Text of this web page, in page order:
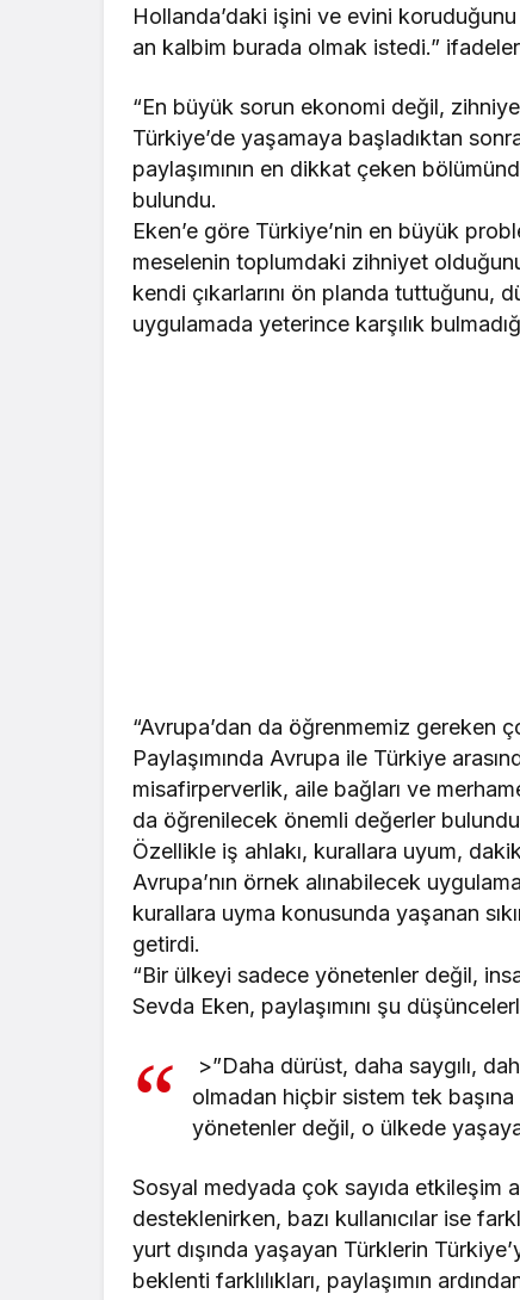
Hollanda’daki işini ve evini
an kalbim burada olmak istedi.”
“En büyük sorun ekonomi değil,
Türkiye’de yaşamaya başladıktan
paylaşımının en dikkat çeken
bulundu.
Eken’e göre Türkiye’nin en büyük
meselenin toplumdaki zihniyet
kendi çıkarlarını ön planda tuttuğunu,
uygulamada yeterince karşılık
“Avrupa’dan da öğrenmemiz gereken
Paylaşımında Avrupa ile Türkiye
misafirperverlik, aile bağları ve
da öğrenilecek önemli değerler
Özellikle iş ahlakı, kurallara uyum,
Avrupa’nın örnek alınabilecek
kurallara uyma konusunda yaşanan
getirdi.
“Bir ülkeyi sadece yönetenler değil,
Sevda Eken, paylaşımını şu
>”Daha dürüst, daha saygılı,
olmadan hiçbir sistem tek
yönetenler değil, o ülkede
Sosyal medyada çok sayıda etkileşim
desteklenirken, bazı kullanıcılar ise
yurt dışında yaşayan Türklerin
beklenti farklılıkları, paylaşımın